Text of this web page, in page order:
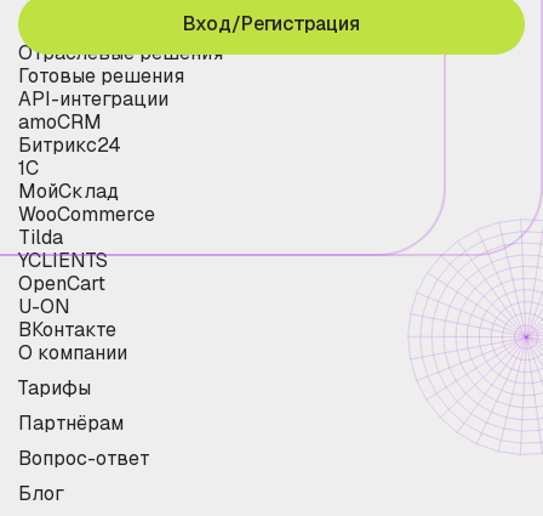
Отраслевые решения
Готовые решения
API-интеграции
amoCRM
Битрикс24
1С
МойСклад
WooCommerce
Tilda
YCLIENTS
OpenCart
U-ON
ВКонтакте
О компании
Тарифы
Партнёрам
Вопрос-ответ
Блог
Вход/Регистрация